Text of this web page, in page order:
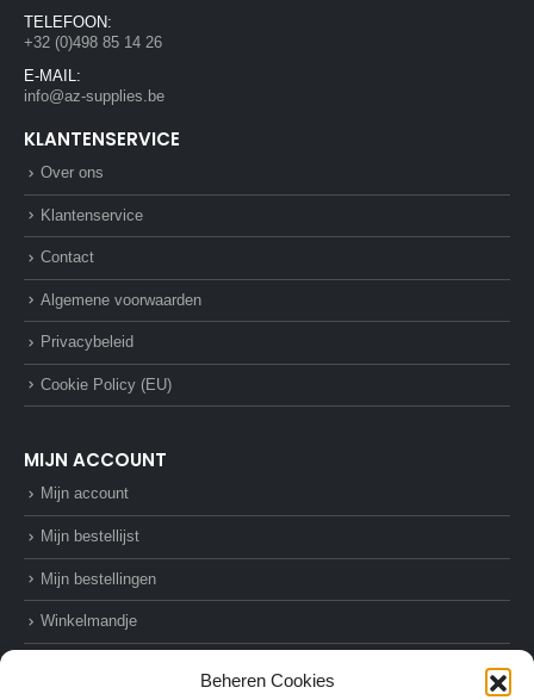
Beheren Cookies
TELEFOON:
+32 (0)498 85 14 26
E-MAIL:
info@az-supplies.be
KLANTENSERVICE
Over ons
Klantenservice
Contact
Algemene voorwaarden
Privacybeleid
Cookie Policy (EU)
MIJN ACCOUNT
Mijn account
Mijn bestellijst
Mijn bestellingen
Winkelmandje